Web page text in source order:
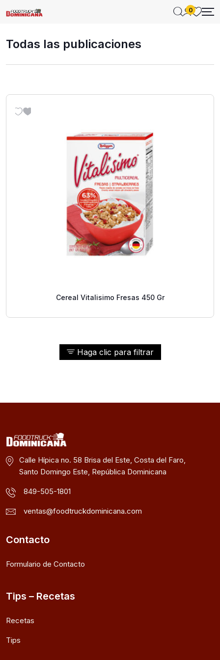
0
Todas las publicaciones
Haga clic para filtrar
Cereal Vitalisimo Fresas 450 Gr
Calle Hípica no. 58 Brisa del Este, Costa del Faro,
Santo Domingo Este, República Dominicana
849-505-1801
ventas@foodtruckdominicana.com
Contacto
Formulario de Contacto
Tips – Recetas
Recetas
Tips